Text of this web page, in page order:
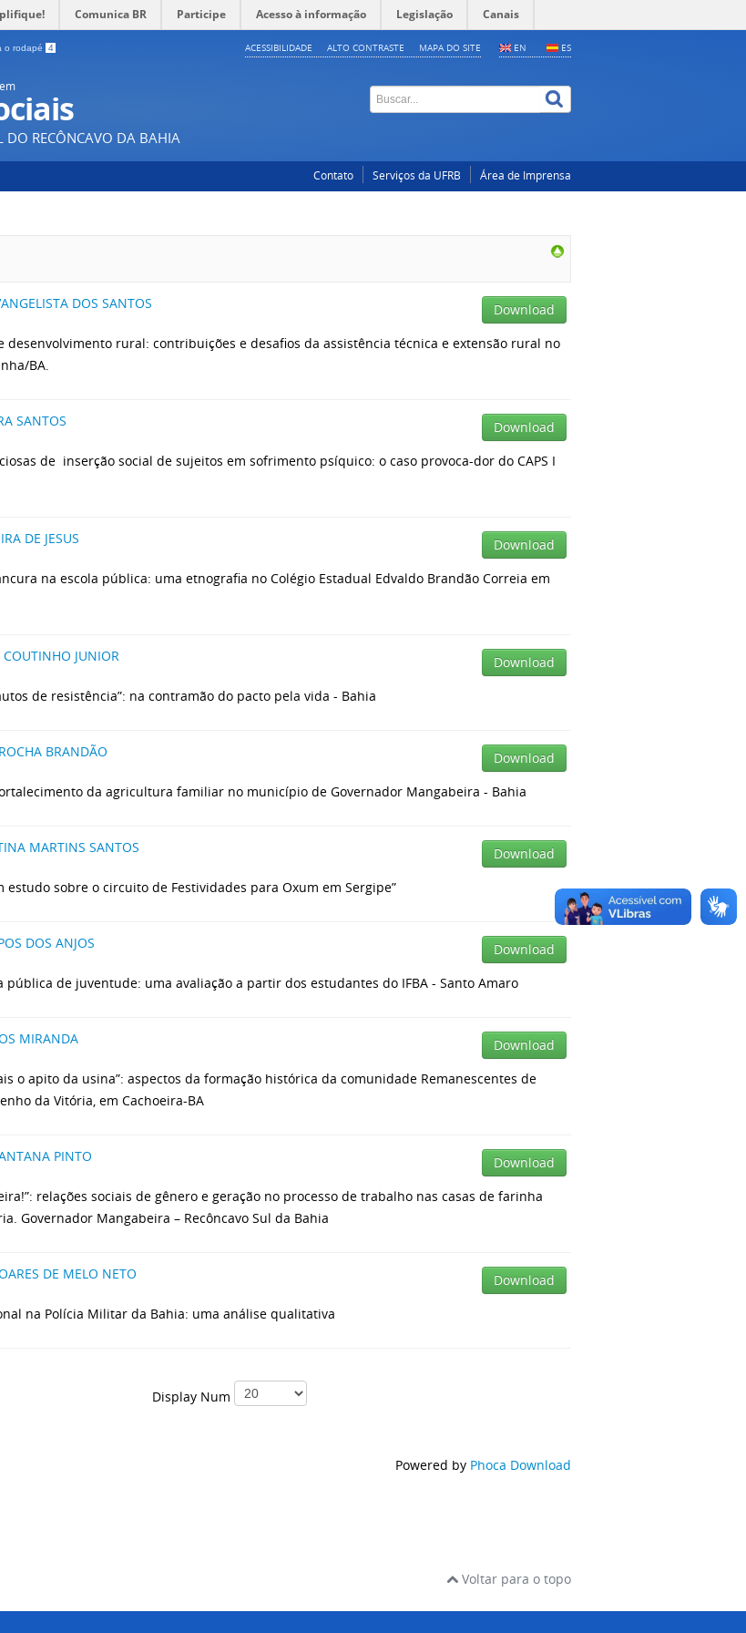
Comunica BR Participe Acesso à informação Legislação Canais
o rodapé 4 EN ES
ACESSIBILIDADE ALTO CONTRASTE MAPA DO SITE
DO RECÔNCAVO DA BAHIA
Contato Serviços da UFRB Área de Imprensa
DOS SANTOS
Download
desenvolvimento rural: contribuições e desafios da assistência técnica e extensão rural no
BA.
SANTOS
Download
de inserção social de sujeitos em sofrimento psíquico: o caso provoca-dor do CAPS I
DE JESUS
Download
na escola pública: uma etnografia no Colégio Estadual Edvaldo Brandão Correia em
JUNIOR
Download
de resistência”: na contramão do pacto pela vida - Bahia
BRANDÃO
Download
da agricultura familiar no município de Governador Mangabeira - Bahia
MARTINS SANTOS
Download
estudo sobre o circuito de Festividades para Oxum em Sergipe”
DOS ANJOS
Download
pública de juventude: uma avaliação a partir dos estudantes do IFBA - Santo Amaro
MIRANDA
Download
o apito da usina”: aspectos da formação histórica da comunidade Remanescentes de
da Vitória, em Cachoeira-BA
PINTO
Download
relações sociais de gênero e geração no processo de trabalho nas casas de farinha
Governador Mangabeira – Recôncavo Sul da Bahia
DE MELO NETO
Download
na Polícia Militar da Bahia: uma análise qualitativa
Display Num
Powered by Phoca Download
Voltar para o topo